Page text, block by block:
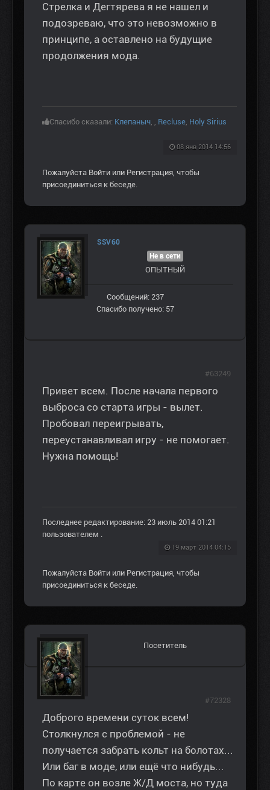
Стрелка и Дегтярева я не нашел и
подозреваю, что это невозможно в
принципе, а оставлено на будущие
продолжения мода.
Спасибо сказали: Клепаныч, , Recluse, Holy Sirius
08 янв 2014 14:56
Пожалуйста Войти или Регистрация, чтобы
присоединиться к беседе.
SSV60
Не в сети
ОПЫТНЫЙ
Сообщений: 237
Спасибо получено: 57
Привет всем. После начала первого
выброса со старта игры - вылет.
Пробовал переигрывать,
переустанавливал игру - не помогает.
Нужна помощь!
Последнее редактирование: 23 июль 2014 01:21
пользователем .
19 март 2014 04:15
#63249
Пожалуйста Войти или Регистрация, чтобы
присоединиться к беседе.
Посетитель
Доброго времени суток всем!
Столкнулся с проблемой - не
получается забрать кольт на болотах...
Или баг в моде, или ещё что нибудь...
По карте он возле Ж/Д моста, но туда
#72328